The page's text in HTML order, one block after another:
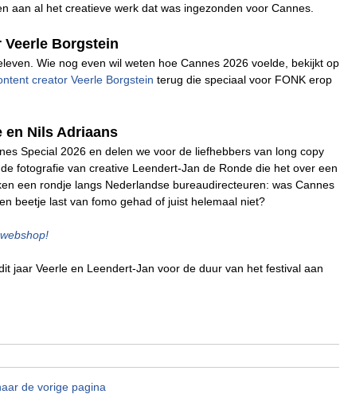
aan al het creatieve werk dat was ingezonden voor Cannes.
Borgstein
Wie nog even wil weten hoe Cannes 2026 voelde, bekijkt op
creator Veerle Borgstein terug die speciaal voor FONK erop
en Nils Adriaans
Special 2026 en delen we voor de liefhebbers van long copy
fotografie van creative Leendert-Jan de Ronde die het over een
een rondje langs Nederlandse bureaudirecteuren: was Cannes
beetje last van fomo gehad of juist helemaal niet?
jaar Veerle en Leendert-Jan voor de duur van het festival aan
de vorige pagina